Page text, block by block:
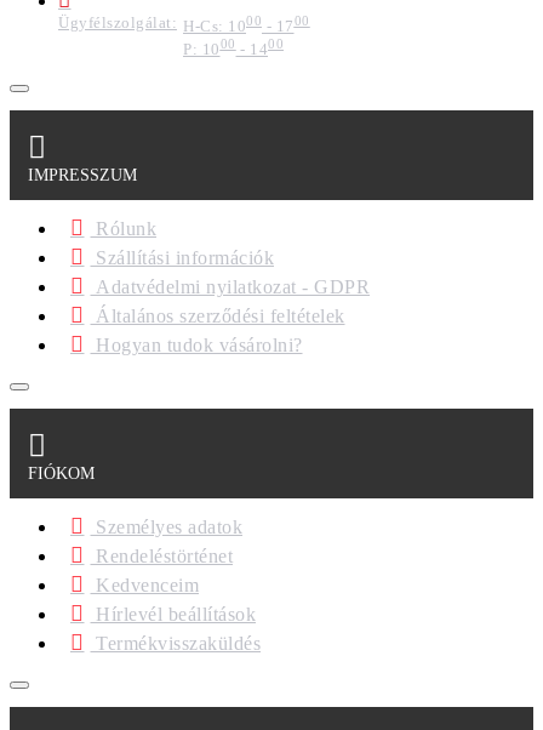
Ügyfélszolgálat: H-Cs: 1000 - 1700
P: 1000- 1400
IMPRESSZUM
Rólunk
Szállítási információk
Adatvédelmi nyilatkozat - GDPR
Általános szerződési feltételek
Hogyan tudok vásárolni?
FIÓKOM
Személyes adatok
Rendeléstörténet
Kedvenceim
Hírlevél beállítások
Termékvisszaküldés